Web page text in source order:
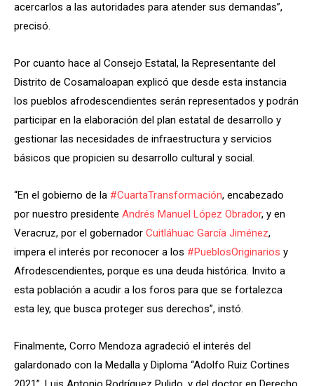
acercarlos a las autoridades para atender sus demandas”,
precisó.
Por cuanto hace al Consejo Estatal, la Representante del
Distrito de Cosamaloapan explicó que desde esta instancia
los pueblos afrodescendientes serán representados y podrán
participar en la elaboración del plan estatal de desarrollo y
gestionar las necesidades de infraestructura y servicios
básicos que propicien su desarrollo cultural y social.
“En el gobierno de la #CuartaTransformación, encabezado
por nuestro presidente Andrés Manuel López Obrador, y en
Veracruz, por el gobernador Cuitláhuac García Jiménez,
impera el interés por reconocer a los #PueblosOriginarios y
Afrodescendientes, porque es una deuda histórica. Invito a
esta población a acudir a los foros para que se fortalezca
esta ley, que busca proteger sus derechos”, instó.
Finalmente, Corro Mendoza agradeció el interés del
galardonado con la Medalla y Diploma “Adolfo Ruiz Cortines